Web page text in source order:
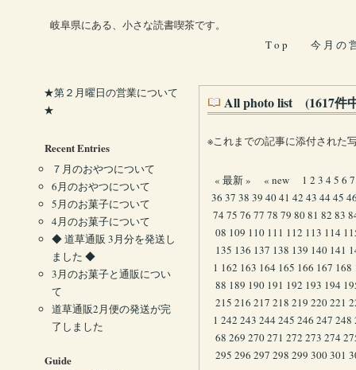
岐阜県にある、小さな読書喫茶です。
T o p
今 月 の
All photo list (1617件
※これまでの記事に添付された
« 最新 » « new 1 2 3 4 5 6 7
36 37 38 39 4041 42 43 44 45
74 75 76 77 78 79 8081 82 83
08 109 110 111 112 113 114
135 136 137 138 139 140 141
1 162 163 164 165 166 167 168
88 189 190 191 192 193 194
215 216 217 218 219 220221
1 242 243 244 245 246 247 248
68 269 270271 272 273 274
295 296 297 298 299 300301
★第２月曜日の営業について
★
Recent Entries
７月のおやつについて
6月のおやつについて
5月のお菓子について
4月のお菓子について
◆ 道草通販 3月分を発送し
ました ◆
3月のお菓子と通販につい
て
道草通販2月便の発送が完
了しました
Guide